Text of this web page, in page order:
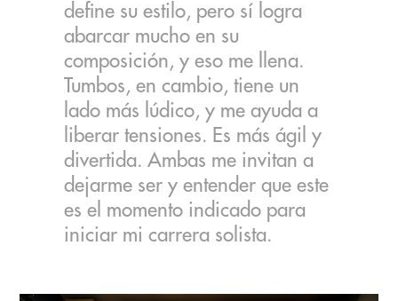
define su estilo, pero sí logra
abarcar mucho en su
composición, y eso me llena.
Tumbos, en cambio, tiene un
lado más lúdico, y me ayuda a
liberar tensiones. Es más ágil y
divertida. Ambas me invitan a
dejarme ser y entender que este
es el momento indicado para
iniciar mi carrera solista.